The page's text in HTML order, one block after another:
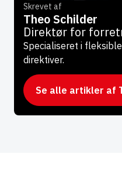
Skrevet af
Theo Schilder
Direktør for
Specialiseret i
direktiver.
Se alle artikler af